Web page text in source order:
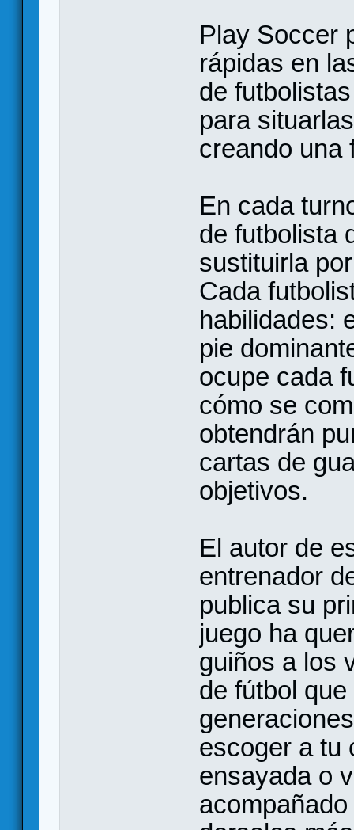
Play Soccer
rápidas en
de
para
creando una
En cada
de futbolista
sustituirla
Cada
habilidades:
pie
ocupe cada
cómo se
obtendrán
cartas de
objetivos.
El autor de
entrenador
publica su
juego ha
guiños a los
de fútbol
escoger a tu
ensayada o